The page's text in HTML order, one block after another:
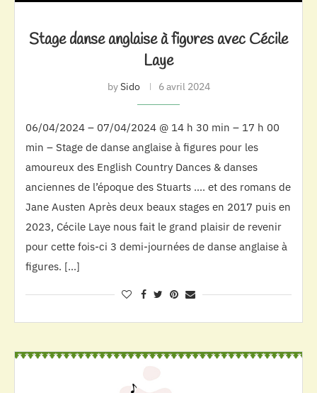
Stage danse anglaise à figures avec Cécile
Laye
bySido 6 avril 2024
06/04/2024 – 07/04/2024 @ 14 h 30 min – 17 h 00
min – Stage de danse anglaise à figures pour les
amoureux des English Country Dances & danses
anciennes de l’époque des Stuarts …. et des romans de
Jane Austen Après deux beaux stages en 2017 puis en
2023, Cécile Laye nous fait le grand plaisir de revenir
pour cette fois-ci 3 demi-journées de danse anglaise à
figures. […]